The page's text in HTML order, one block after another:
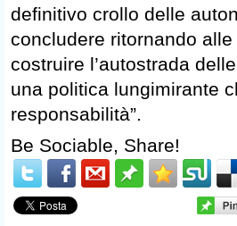
definitivo crollo delle
concludere ritornando
costruire l’autostrada
una politica lungimirante
responsabilità”.
Be Sociable, Share!